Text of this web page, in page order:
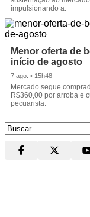
impulsionando a.
Menor oferta de
início de agosto
7 ago. • 15h48
Mercado segue
R$360,00 por arroba e
pecuarista.